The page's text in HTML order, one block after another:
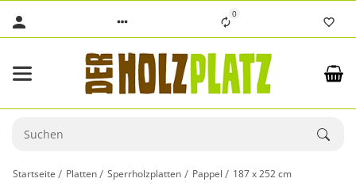
0
Startseite Platten Sperrholzplatten Pappel 187 x 252 cm